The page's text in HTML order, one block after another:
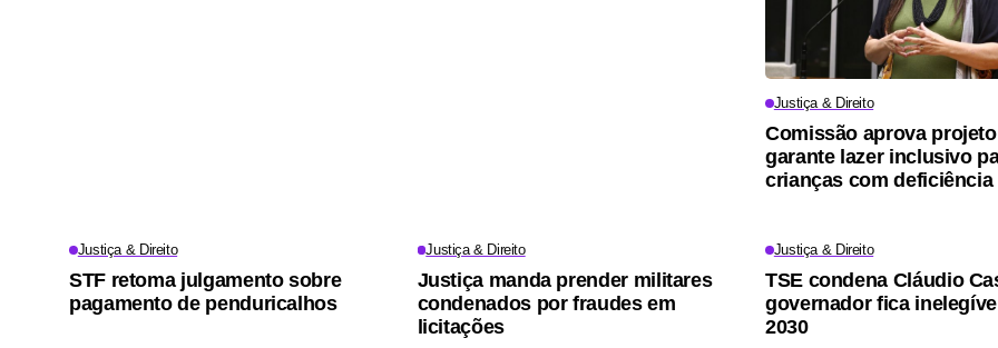
Justiça & Direito
Comissão aprova
garante lazer inclusivo
crianças com deficiência
Justiça & Direito
STF retoma julgamento sobre
pagamento de penduricalhos
Justiça & Direito
Justiça manda prender militares
condenados por fraudes em
licitações
Justiça & Direito
TSE condena Cláudio
governador fica
2030